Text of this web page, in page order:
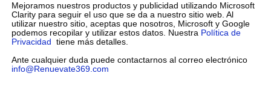
Mejoramos nuestros productos y publicidad utilizando Microsoft
Clarity para seguir el uso que se da a nuestro sitio web. Al
utilizar nuestro sitio, aceptas que nosotros, Microsoft y Google
podemos recopilar y utilizar estos datos. Nuestra Política de
Privacidad tiene más detalles.
Ante cualquier duda puede contactarnos al correo electrónico
info@Renuevate369.com